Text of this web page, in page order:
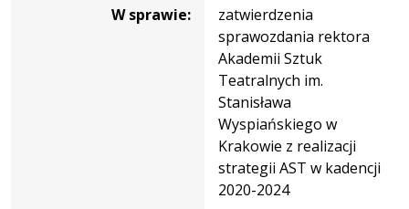
W sprawie:
zatwierdzenia
sprawozdania rektora
Akademii Sztuk
Teatralnych im.
Stanisława
Wyspiańskiego w
Krakowie z realizacji
strategii AST w kadencji
2020-2024